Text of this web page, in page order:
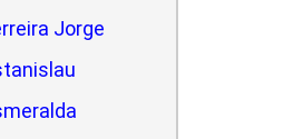
Jorge